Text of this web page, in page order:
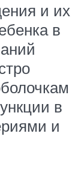
и их
в
в
и